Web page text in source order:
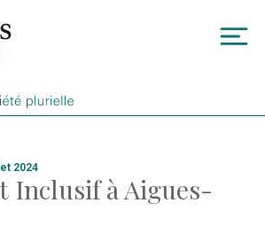
2024
Inclusif à Aigues-